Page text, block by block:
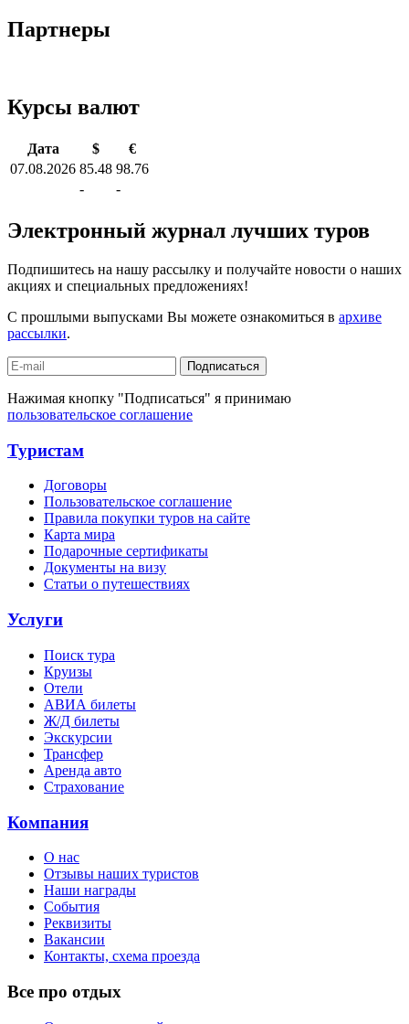
Партнеры
Курсы валют
Дата $
€
07.08.2026 85.48 98.76
-
-
Электронный журнал лучших туров
Подпишитесь на нашу рассылку и получайте новости о наших
акциях и специальных предложениях!
С прошлыми выпусками Вы можете ознакомиться в архиве
рассылки.
Подписаться
Нажимая кнопку "Подписаться" я принимаю
пользовательское соглашение
Туристам
Договоры
Пользовательское соглашение
Правила покупки туров на сайте
Карта мира
Подарочные сертификаты
Документы на визу
Статьи о путешествиях
Услуги
Поиск тура
Круизы
Отели
АВИА билеты
Ж/Д билеты
Экскурсии
Трансфер
Аренда авто
Страхование
Компания
О нас
Отзывы наших туристов
Наши награды
События
Реквизиты
Вакансии
Контакты, схема проезда
Все про отдых